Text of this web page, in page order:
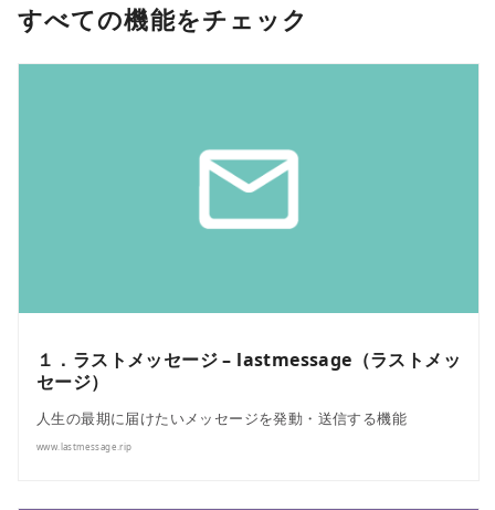
すべての機能をチェック
１．ラストメッセージ – lastmessage（ラストメッ
セージ）
人生の最期に届けたいメッセージを発動・送信する機能
www.lastmessage.rip